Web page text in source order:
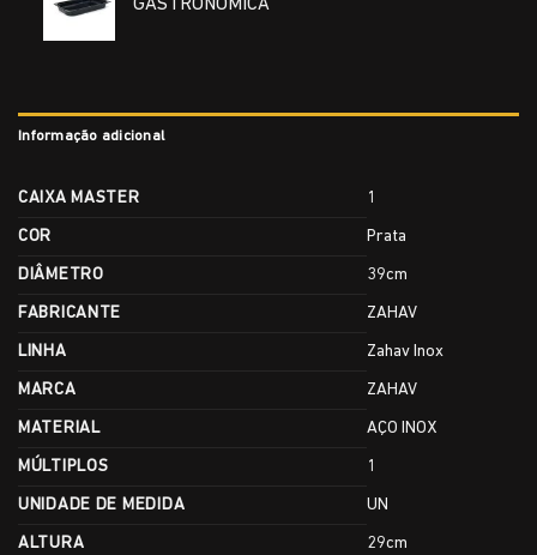
GASTRONOMICA
Informação adicional
CAIXA MASTER 1
COR Prata
DIÂMETRO 39cm
FABRICANTE ZAHAV
LINHA Zahav Inox
MARCA ZAHAV
MATERIAL AÇO INOX
MÚLTIPLOS 1
UNIDADE DE MEDIDA UN
ALTURA 29cm